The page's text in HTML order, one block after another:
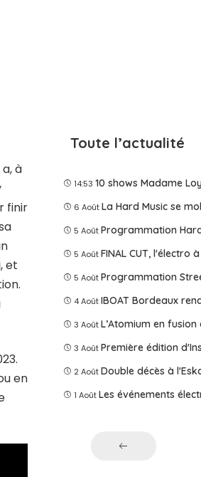
à
finir
et
en
Toute l’actualité
14:53 10 shows Madame
6 Août La Hard Music se
5 Août Programmation
5 Août FINAL CUT, l'électro
5 Août Programmation
4 Août IBOAT Bordeaux
3 Août L’Atomium en
3 Août Première édition
2 Août Double décès à
1 Août Les événements